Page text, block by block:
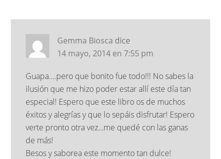
Gemma Biosca dice
14 mayo, 2014 en 7:55 pm
Guapa….pero que bonito fue todo!!! No sabes la
ilusión que me hizo poder estar allí este día tan
especial! Espero que este libro os de muchos
éxitos y alegrías y que lo sepáis disfrutar! Espero
verte pronto otra vez…me quedé con las ganas
de más!
Besos y saborea este momento tan dulce!